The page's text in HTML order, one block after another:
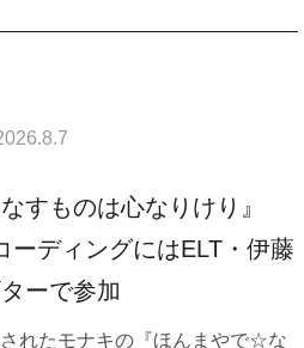
すものは心なりけり』
ディングにはELT・伊藤
ーで参加
れたモナキの『ほんまやで☆な